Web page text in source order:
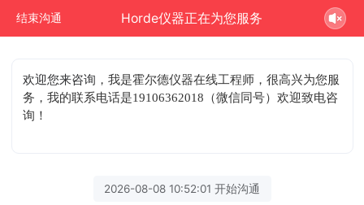
结束沟通 Horde仪器正在为您服务
欢迎您来咨询 ，我是霍尔德仪器在线工程师，很高兴为您服
务，我的联系电话是19106362018（微信同号）欢迎致电咨
询！
2026-08-08 10:52:01 开始沟通